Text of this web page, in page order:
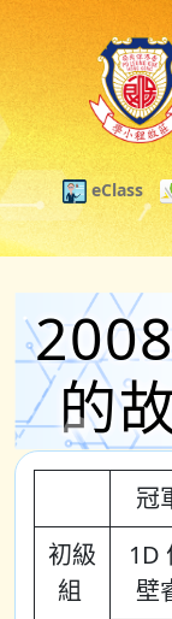
eClass
的
冠
初級
組
1D
壁